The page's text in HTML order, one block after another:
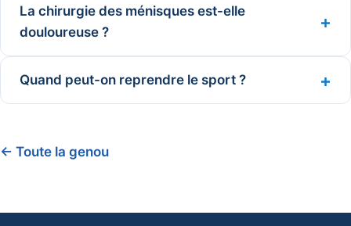
La chirurgie des ménisques est-elle
douloureuse ?
Quand peut-on reprendre le sport ?
← Toute la genou